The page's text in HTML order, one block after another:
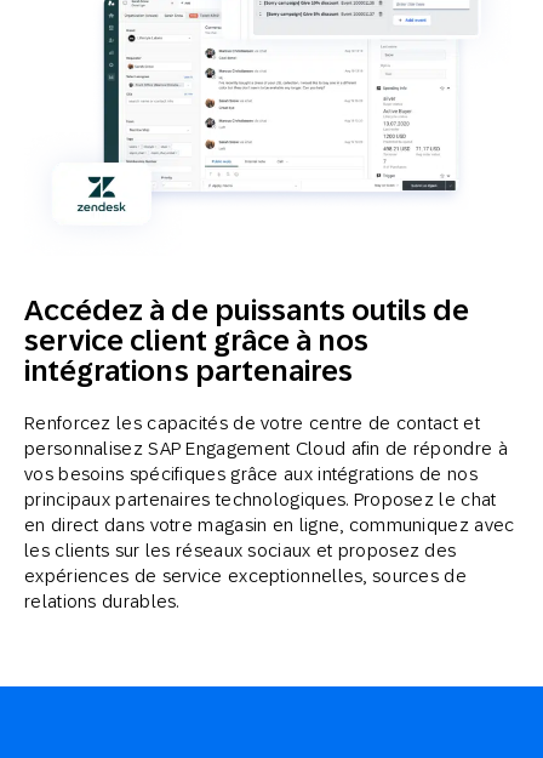
Accédez à de puissants outils de
service client grâce à nos
intégrations partenaires
Renforcez les capacités de votre centre de contact et
personnalisez SAP Engagement Cloud afin de répondre à
vos besoins spécifiques grâce aux intégrations de nos
principaux partenaires technologiques. Proposez le chat
en direct dans votre magasin en ligne, communiquez avec
les clients sur les réseaux sociaux et proposez des
expériences de service exceptionnelles, sources de
relations durables.